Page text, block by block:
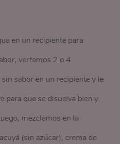
en un recipiente para
vertemos 2 o 4
sabor en un recipiente y le
para que se disuelva bien y
mezclamos en la
(sin azúcar), crema de